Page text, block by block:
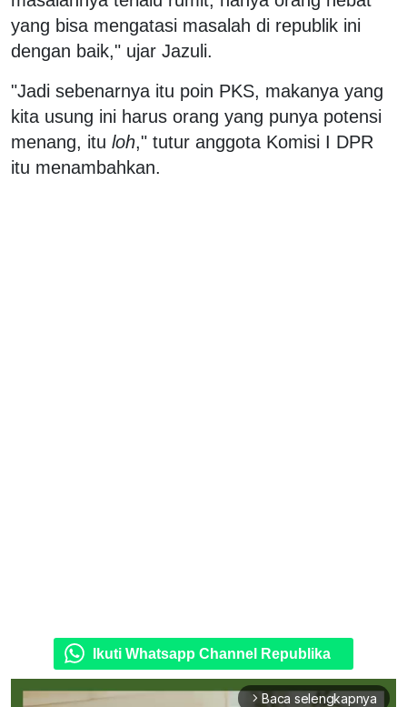
yang bisa mengatasi masalah di republik ini
dengan baik," ujar Jazuli.
"Jadi sebenarnya itu poin PKS, makanya yang
kita usung ini harus orang yang punya potensi
menang, itu loh," tutur anggota Komisi I DPR
itu menambahkan.
Ikuti Whatsapp Channel Republika
arrow_forward_ios Baca selengkapnya